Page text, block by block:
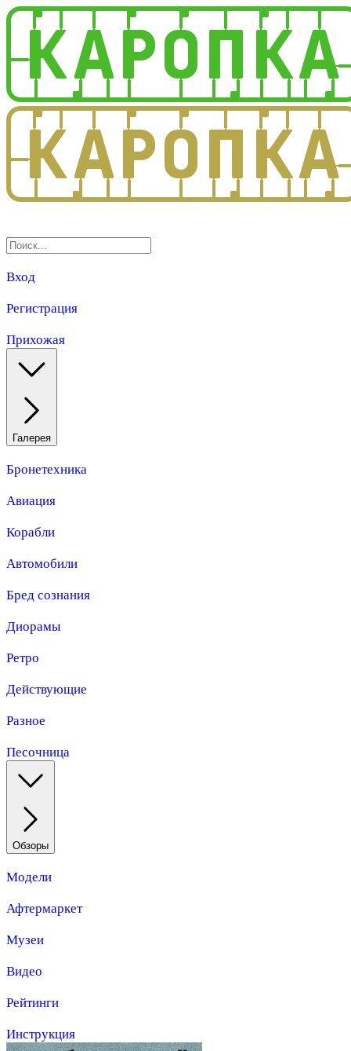
Вход
Регистрация
Прихожая
Галерея
Бронетехника
Авиация
Корабли
Автомобили
Бред сознания
Диорамы
Ретро
Действующие
Разное
Песочница
Обзоры
Модели
Афтермаркет
Музеи
Видео
Рейтинги
Инструкция